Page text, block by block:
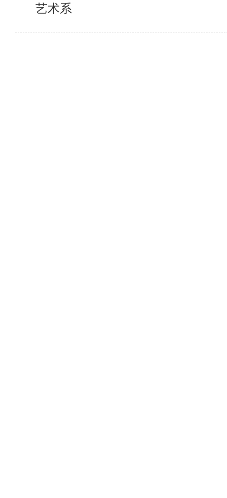
艺术系